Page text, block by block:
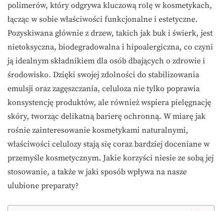
polimerów, który odgrywa kluczową rolę w kosmetykach,
łącząc w sobie właściwości funkcjonalne i estetyczne.
Pozyskiwana głównie z drzew, takich jak buk i świerk, jest
nietoksyczna, biodegradowalna i hipoalergiczna, co czyni
ją idealnym składnikiem dla osób dbających o zdrowie i
środowisko. Dzięki swojej zdolności do stabilizowania
emulsji oraz zagęszczania, celuloza nie tylko poprawia
konsystencję produktów, ale również wspiera pielęgnację
skóry, tworząc delikatną barierę ochronną. W miarę jak
rośnie zainteresowanie kosmetykami naturalnymi,
właściwości celulozy stają się coraz bardziej doceniane w
przemyśle kosmetycznym. Jakie korzyści niesie ze sobą jej
stosowanie, a także w jaki sposób wpływa na nasze
ulubione preparaty?